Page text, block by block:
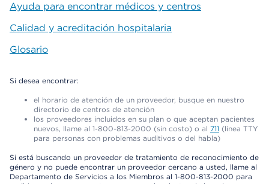
Ayuda para encontrar médicos y centros
Calidad y acreditación hospitalaria
Glosario
Si desea encontrar:
el horario de atención de un proveedor, busque en nuestro
directorio de centros de atención
los proveedores incluidos en su plan o que aceptan pacientes
nuevos, llame al 1-800-813-2000 (sin costo) o al 711 (línea TTY
para personas con problemas auditivos o del habla)
Si está buscando un proveedor de tratamiento de reconocimiento de
género y no puede encontrar un proveedor cercano a usted, llame al
Departamento de Servicios a los Miembros al 1-800-813-2000 para